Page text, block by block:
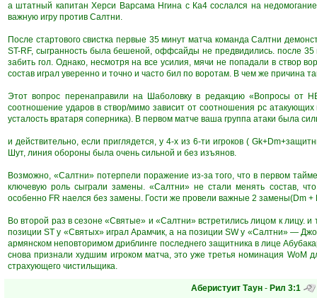
а штатный капитан Херси Варсама Нгина с Ка4 сослался на
важную игру против Салтни.
После стартового свистка первые 35 минут матча команда Салтни
ST-RF, сыгранность была бешеной, оффсайды не предвидились. после
забить гол. Однако, несмотря на все усилия, мячи не попадали в створ
состав играл уверенно и точно и часто бил по воротам. В чем же причина
Этот вопрос перенаправили на Шаболовку в редакцию «Вопросы от
соотношение ударов в створ/мимо зависит от соотношения рс
усталость вратаря соперника). В первом матче ваша группа атаки была
и действительно, если приглядется, у 4-х из 6-ти игроков (
Шут, линия обороны была очень сильной и без изъянов.
Возможно, «Салтни» потерпели поражение из-за того, что в первом
ключевую роль сыграли замены. «Салтни» не стали менять состав,
особенно FR наелся без замены. Гости же провели важные 2 замены(Dm
Во второй раз в сезоне «Святые» и «Салтни» встретились лицом к лицу.
позиции ST у «Святых» играл Арамчик, а на позиции SW у «Салтни» —
армянском неповторимом дриблинге последнего защитника в лице
снова признали худшим игроком матча, это уже третья номинация WoM
страхующего чистильщика.
Аберистуит Таун- Рил 3:1